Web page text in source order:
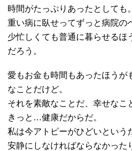
時間がたっぷりあったとしても。
重い病に臥せってずっと病院の
少忙しくても普通に暮らせるほ
だろう。
愛もお金も時間もあったほうが
なことだけど。
それを素敵なことだ、幸せなこ
きっと…健康だからだ。
私は今アトピーがひどいという
安静にしなければならなかった